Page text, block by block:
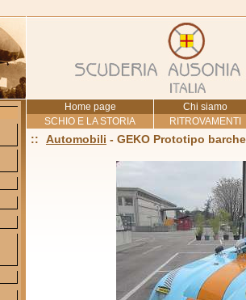
Home page Chi siamo
SCHIO E LA STORIA
RITROVAMENTI
:: Automobili - GEKO Prototipo